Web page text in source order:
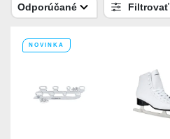
Odporúčané Filtrovať
NOVINKA